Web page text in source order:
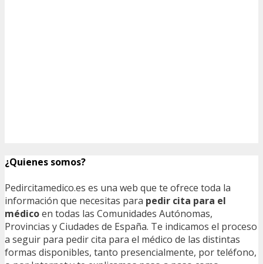
¿Quienes somos?
Pedircitamedico.es es una web que te ofrece toda la
información que necesitas para pedir cita para el
médicoen todas las Comunidades Autónomas,
Provincias y Ciudades de España. Te indicamos el proceso
a seguir para pedir cita para el médico de las distintas
formas disponibles, tanto presencialmente, por teléfono,